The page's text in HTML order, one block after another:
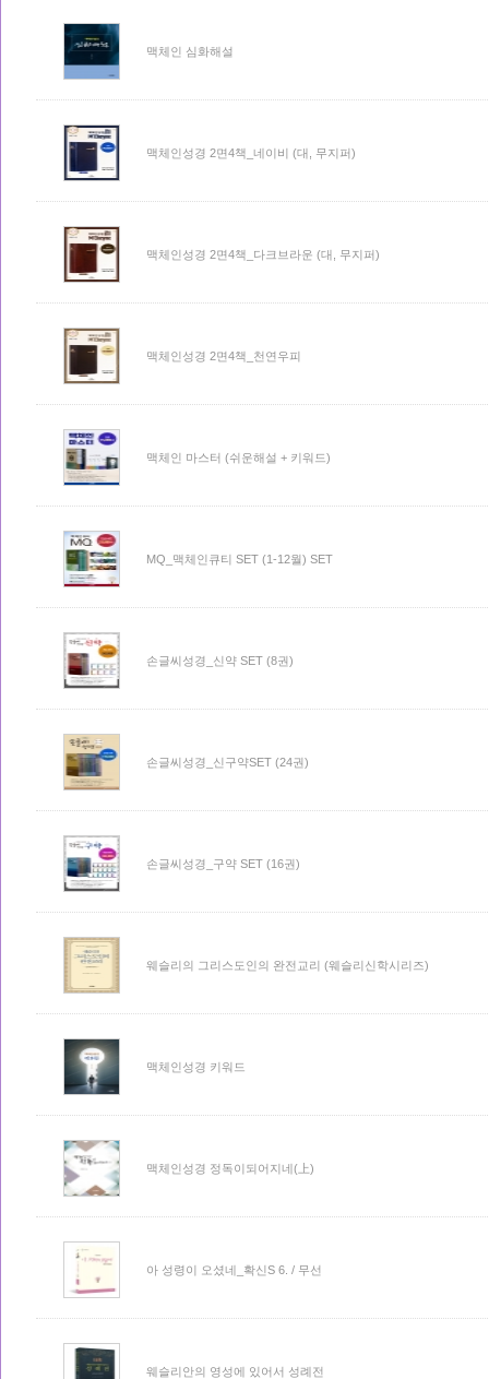
맥체인 심화해설
맥체인성경 2면4책_네이비 (대, 무지퍼)
맥체인성경 2면4책_다크브라운 (대, 무지퍼)
맥체인성경 2면4책_천연우피
맥체인 마스터 (쉬운해설 + 키워드)
MQ_맥체인큐티 SET (1-12월) SET
손글씨성경_신약 SET (8권)
손글씨성경_신구약SET (24권)
손글씨성경_구약 SET (16권)
웨슬리의 그리스도인의 완전교리 (웨슬리신학시리즈)
맥체인성경 키워드
맥체인성경 정독이되어지네(上)
아 성령이 오셨네_확신S 6. / 무선
웨슬리안의 영성에 있어서 성례전